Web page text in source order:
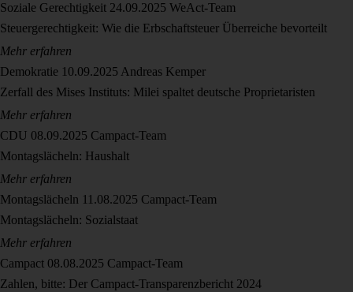
Soziale Gerechtigkeit 24.09.2025 WeAct-Team
Steuergerechtigkeit: Wie die Erbschaftsteuer Überreiche bevorteilt
Mehr erfahren
Demokratie 10.09.2025 Andreas Kemper
Zerfall des Mises Instituts: Milei spaltet deutsche Proprietaristen
Mehr erfahren
CDU 08.09.2025 Campact-Team
Montagslächeln: Haushalt
Mehr erfahren
Montagslächeln 11.08.2025 Campact-Team
Montagslächeln: Sozialstaat
Mehr erfahren
Campact 08.08.2025 Campact-Team
Zahlen, bitte: Der Campact-Transparenzbericht 2024